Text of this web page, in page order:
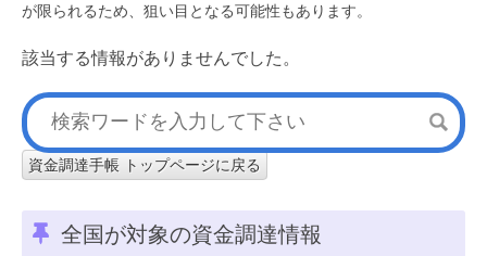
が限られるため、狙い目となる可能性もあります。
該当する情報がありませんでした。
資金調達手帳 トップページに戻る
全国が対象の資金調達情報